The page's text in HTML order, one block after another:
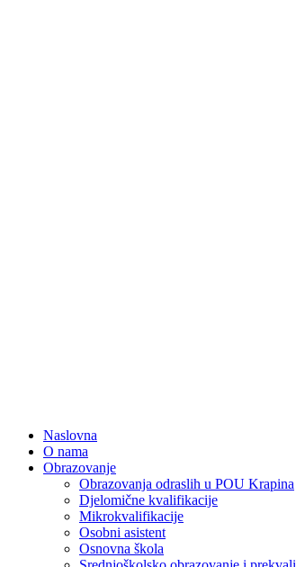
Naslovna
O nama
Obrazovanje
Obrazovanja odraslih u POU Krapina
Djelomične kvalifikacije
Mikrokvalifikacije
Osobni asistent
Osnovna škola